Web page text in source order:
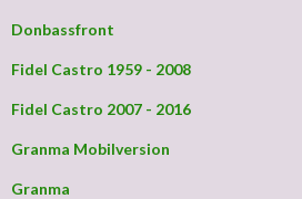
Donbassfront
Fidel Castro 1959 - 2008
Fidel Castro 2007 - 2016
Granma Mobilversion
Granma